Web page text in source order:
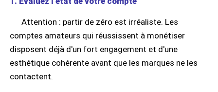
Attention : partir de zéro est irréaliste. Les
comptes amateurs qui réussissent à monétiser
disposent déjà d'un fort engagement et d'une
esthétique cohérente avant que les marques ne les
contactent.